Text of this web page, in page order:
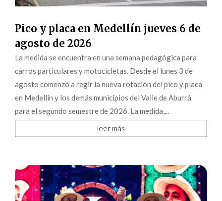
Pico y placa en Medellín jueves 6 de
agosto de 2026
La medida se encuentra en una semana pedagógica para
carros particulares y motocicletas. Desde el lunes 3 de
agosto comenzó a regir la nueva rotación del pico y placa
en Medellín y los demás municipios del Valle de Aburrá
para el segundo semestre de 2026. La medida,...
leer más